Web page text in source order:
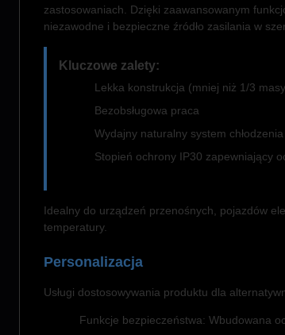
zastosowaniach. Dzięki zaawansowanym
niezawodne i bezpieczne źródło zasilania w
Kluczowe zalety:
Lekka konstrukcja (mniej niż 1/3
Bezobsługowa praca
Wydajny naturalny system chłodzenia
Stopień ochrony IP30 zapewniający
Idealny do urządzeń przenośnych, pojazdów
temperatury.
Personalizacja
Usługi dostosowywania produktu dla
Funkcje bezpieczeństwa: Wbudowana